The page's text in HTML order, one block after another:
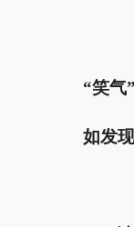
“笑气
如发